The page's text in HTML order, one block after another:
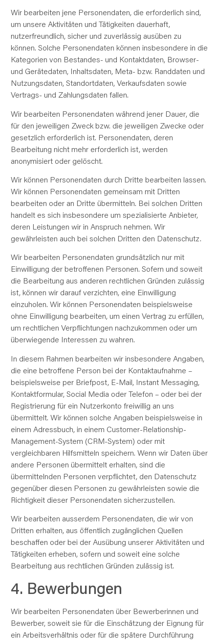
Wir bearbeiten jene Personendaten, die erforderlich sind,
um unsere Aktivitäten und Tätigkeiten dauerhaft,
nutzerfreundlich, sicher und zuverlässig ausüben zu
können. Solche Personendaten können insbesondere in die
Kategorien von Bestandes- und Kontaktdaten, Browser-
und Gerätedaten, Inhaltsdaten, Meta- bzw. Randdaten und
Nutzungsdaten, Standortdaten, Verkaufsdaten sowie
Vertrags- und Zahlungsdaten fallen.
Wir bearbeiten Personendaten während jener Dauer, die
für den jeweiligen Zweck bzw. die jeweiligen Zwecke oder
gesetzlich erforderlich ist. Personendaten, deren
Bearbeitung nicht mehr erforderlich ist, werden
anonymisiert oder gelöscht.
Wir können Personendaten durch Dritte bearbeiten lassen.
Wir können Personendaten gemeinsam mit Dritten
bearbeiten oder an Dritte übermitteln. Bei solchen Dritten
handelt es sich insbesondere um spezialisierte Anbieter,
deren Leistungen wir in Anspruch nehmen. Wir
gewährleisten auch bei solchen Dritten den Datenschutz.
Wir bearbeiten Personendaten grundsätzlich nur mit
Einwilligung der betroffenen Personen. Sofern und soweit
die Bearbeitung aus anderen rechtlichen Gründen zulässig
ist, können wir darauf verzichten, eine Einwilligung
einzuholen. Wir können Personendaten beispielsweise
ohne Einwilligung bearbeiten, um einen Vertrag zu erfüllen,
um rechtlichen Verpflichtungen nachzukommen oder um
überwiegende Interessen zu wahren.
In diesem Rahmen bearbeiten wir insbesondere Angaben,
die eine betroffene Person bei der Kontaktaufnahme –
beispielsweise per Briefpost, E-Mail, Instant Messaging,
Kontaktformular, Social Media oder Telefon – oder bei der
Registrierung für ein Nutzerkontofreiwillig an uns
übermittelt. Wir können solche Angaben beispielsweise in
einem Adressbuch, in einem Customer-Relationship-
Management-System (CRM-System) oder mit
vergleichbaren Hilfsmitteln speichern. Wenn wir Daten über
andere Personen übermittelt erhalten, sind die
übermittelnden Personen verpflichtet, den Datenschutz
gegenüber diesen Personen zu gewährleisten sowie die
Richtigkeit dieser Personendaten sicherzustellen.
Wir bearbeiten ausserdem Personendaten, die wir von
Dritten erhalten, aus öffentlich zugänglichen Quellen
beschaffen oder bei der Ausübung unserer Aktivitäten und
Tätigkeiten erheben, sofern und soweit eine solche
Bearbeitung aus rechtlichen Gründen zulässig ist.
4. Bewerbungen
Wir bearbeiten Personendaten über Bewerberinnen und
Bewerber, soweit sie für die Einschätzung der Eignung für
ein Arbeitsverhältnis oder für die spätere Durchführung